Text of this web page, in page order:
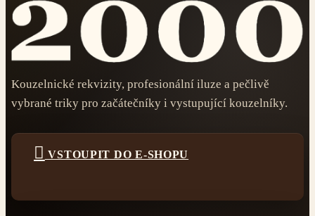
Kouzelnické rekvizity, profesionální iluze a pečlivě
vybrané triky pro začátečníky i vystupující kouzelníky.
 VSTOUPIT DO E-SHOPU